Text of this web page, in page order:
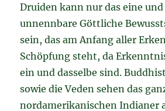
Druiden kann nur das eine
unnennbare Göttliche
sein, das am Anfang aller
Schöpfung steht, da
ein und dasselbe sind.
sowie die Veden sehen das
nordamerikanischen Indianer